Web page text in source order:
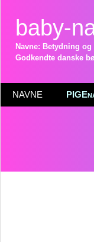
baby-
Navne: Betydning
Godkendte danske
NAVNE